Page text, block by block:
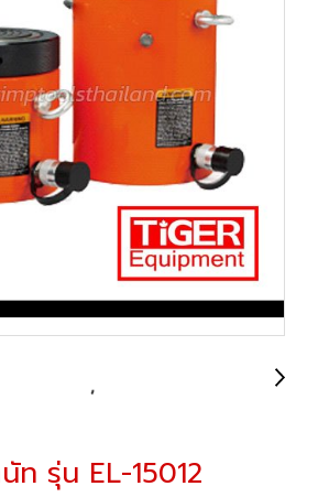
ท รุ่น EL-15012